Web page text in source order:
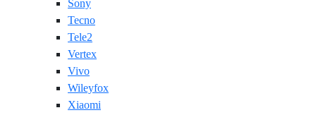
Sony
Tecno
Tele2
Vertex
Vivo
Wileyfox
Xiaomi